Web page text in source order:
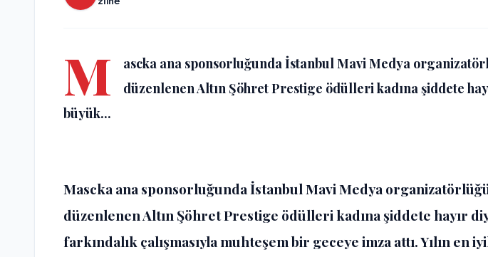
M
ascka ana sponsorluğunda İstanbul Mavi Medya
düzenlenen Altın Şöhret Prestige ödülleri kadına şiddete
büyük...
Mascka ana sponsorluğunda İstanbul Mavi Medya
düzenlenen Altın Şöhret Prestige ödülleri kadına şiddete hayır
farkındalık çalışmasıyla muhteşem bir geceye imza attı. Yılın en